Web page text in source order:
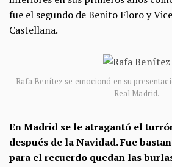
fue el segundo de Benito Floro y
Castellana.
Rafa Benítez se emocionó en su
Real Madrid.
En Madrid se le atragantó el
después de la Navidad. Fue
para el recuerdo quedan las